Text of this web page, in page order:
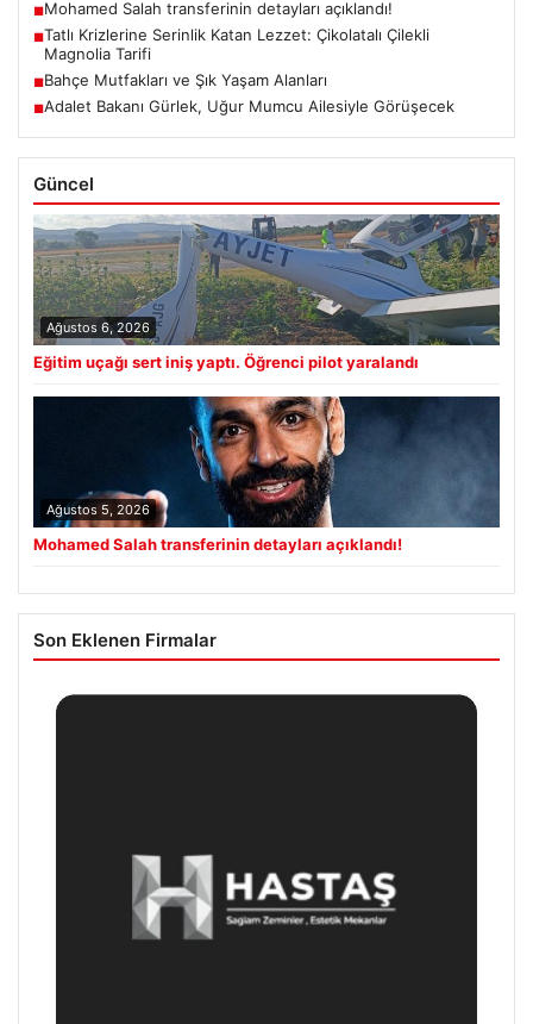
■Mohamed Salah transferinin detayları açıklandı!
■Tatlı Krizlerine Serinlik Katan Lezzet: Çikolatalı Çilekli
Magnolia Tarifi
■Bahçe Mutfakları ve Şık Yaşam Alanları
■Adalet Bakanı Gürlek, Uğur Mumcu Ailesiyle Görüşecek
Güncel
Ağustos 6, 2026
Eğitim uçağı sert iniş yaptı. Öğrenci pilot yaralandı
Ağustos 5, 2026
Mohamed Salah transferinin detayları açıklandı!
Son Eklenen Firmalar